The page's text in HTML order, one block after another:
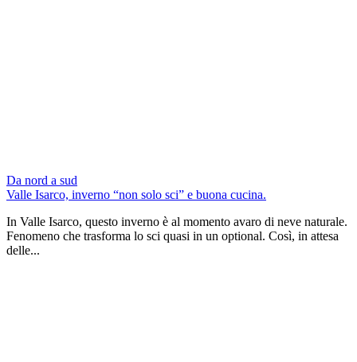
Da nord a sud
Valle Isarco, inverno “non solo sci” e buona cucina.
In Valle Isarco, questo inverno è al momento avaro di neve naturale.
Fenomeno che trasforma lo sci quasi in un optional. Così, in attesa
delle...